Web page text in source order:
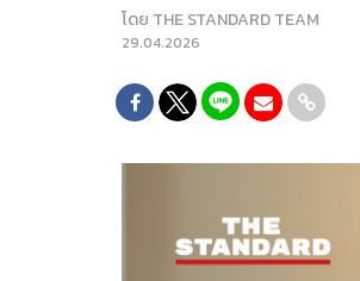
โดย THE STANDARD TEAM
29.04.2026